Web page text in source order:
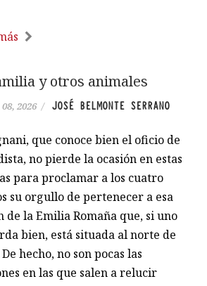
y otros animales
2026 / JOSÉ BELMONTE SERRANO
que conoce bien el oficio de
no pierde la ocasión en estas
para proclamar a los cuatro
su orgullo de pertenecer a esa
de la Emilia Romaña que, si uno
bien, está situada al norte de
hecho, no son pocas las
en las que salen a relucir